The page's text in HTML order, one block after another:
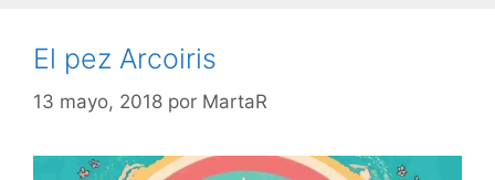
El pez Arcoiris
13 mayo, 2018 por MartaR